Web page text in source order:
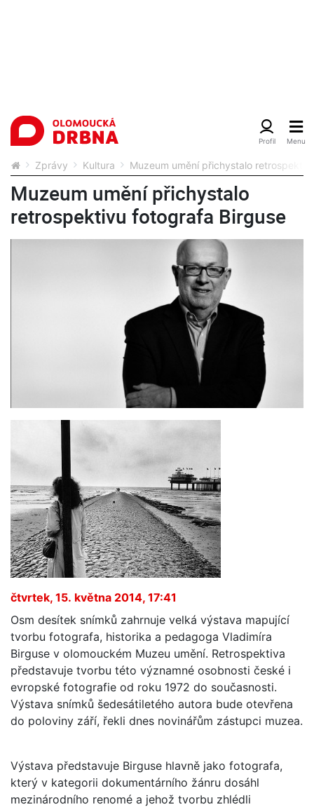
Zprávy Kultura Muzeum umění přichystalo
Muzeum umění přichystalo
retrospektivu fotografa Birguse
čtvrtek, 15. května 2014, 17:41
Osm desítek snímků zahrnuje velká výstava mapující
tvorbu fotografa, historika a pedagoga Vladimíra
Birguse v olomouckém Muzeu umění. Retrospektiva
představuje tvorbu této významné osobnosti české i
evropské fotografie od roku 1972 do současnosti.
Výstava snímků šedesátiletého autora bude otevřena
do poloviny září, řekli dnes novinářům zástupci muzea.
Výstava představuje Birguse hlavně jako fotografa,
který v kategorii dokumentárního žánru dosáhl
mezinárodního renomé a jehož tvorbu zhlédli